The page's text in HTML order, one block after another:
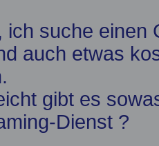
ich suche einen
auch etwas
gibt es
Dienst ?